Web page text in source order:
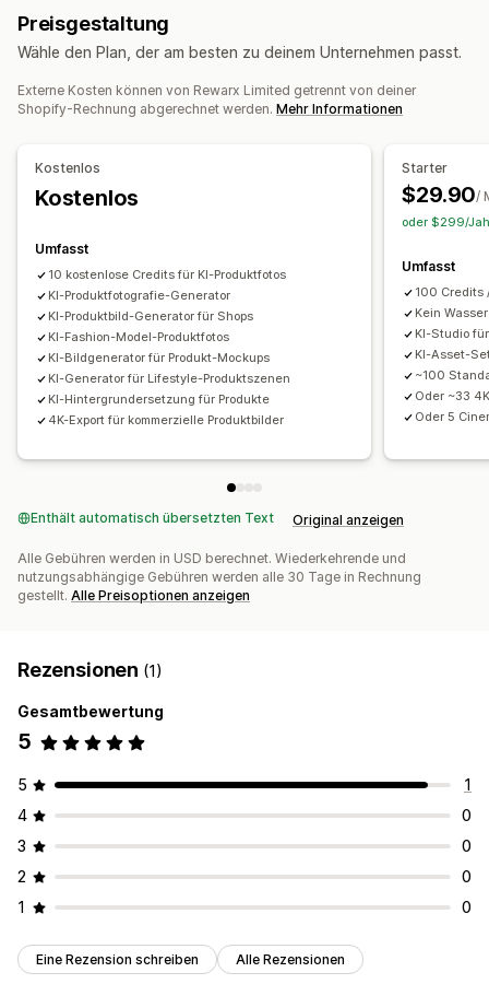
Wasserzeichen
Formatkonvertierung
Herunterladen
Datei-Upload
Preisgestaltung
Wähle den Plan, der am besten zu deinem Unternehmen passt.
Externe Kosten können von Rewarx Limited getrennt von deiner
Shopify-Rechnung abgerechnet werden. Mehr Informationen
Kostenlos
Kostenlos
Umfasst
10 kostenlose Credits für KI-Produktfotos
KI-Produktfotografie-Generator
KI-Produktbild-Generator für Shops
KI-Fashion-Model-Produktfotos
KI-Bildgenerator für Produkt-Mockups
KI-Generator für Lifestyle-Produktszenen
KI-Hintergrundersetzung für Produkte
4K-Export für kommerzielle Produktbilder
Starter
$29.90/
oder $299/
Umfasst
100 Credits
Kein
KI-Studio
KI-Asset-
~100
Oder ~33
Oder 5
Enthält automatisch übersetzten Text Original anzeigen
Alle Gebühren werden in USD berechnet. Wiederkehrende und
nutzungsabhängige Gebühren werden alle 30 Tage in Rechnung
gestellt. Alle Preisoptionen anzeigen
Rezensionen (1)
Gesamtbewertung
5
5
1
4
0
3
0
2
0
1
0
Eine Rezension schreiben Alle Rezensionen